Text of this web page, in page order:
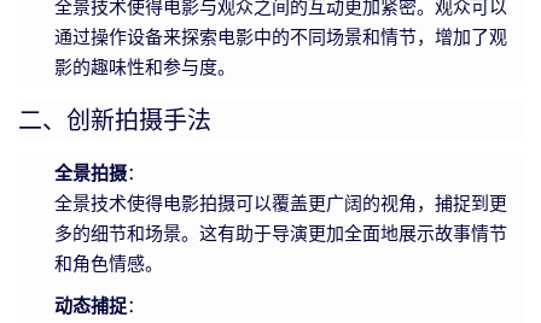
全景技术使得电影与观众之间的互动更加紧密。观众可以
通过操作设备来探索电影中的不同场景和情节，增加了观
影的趣味性和参与度。
二、创新拍摄手法
全景拍摄：
全景技术使得电影拍摄可以覆盖更广阔的视角，捕捉到更
多的细节和场景。这有助于导演更加全面地展示故事情节
和角色情感。
动态捕捉：